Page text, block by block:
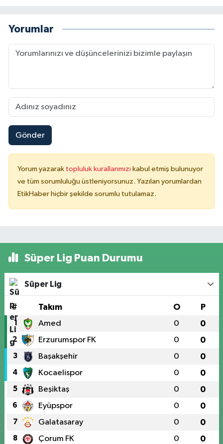
Yorumlar
Gönder
Yorum yazarak topluluk kurallarımızı kabul etmiş bulunuyor
ve tüm sorumluluğu üstleniyorsunuz. Yazılan yorumlardan
EtikHaber hiçbir şekilde sorumlu tutulamaz.
Süper Lig Puan Durumu
Süper Lig
# Takım O P
1 Amed 0 0
2 Erzurumspor FK 0 0
3 Başakşehir 0 0
4 Kocaelispor 0 0
5 Beşiktaş 0 0
6 Eyüpspor 0 0
7 Galatasaray 0 0
8 Çorum FK 0 0